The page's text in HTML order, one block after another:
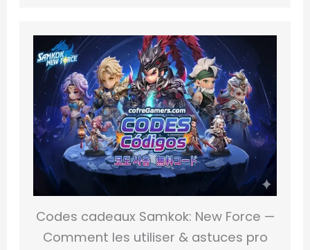
Codes cadeaux Samkok: New Force —
Comment les utiliser & astuces pro